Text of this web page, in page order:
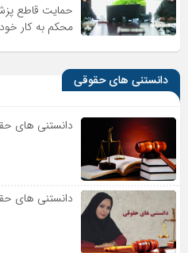
حمایت قاطع
محکم به کار
دانستنی های حقوقی
دانستنی های
دانستنی های